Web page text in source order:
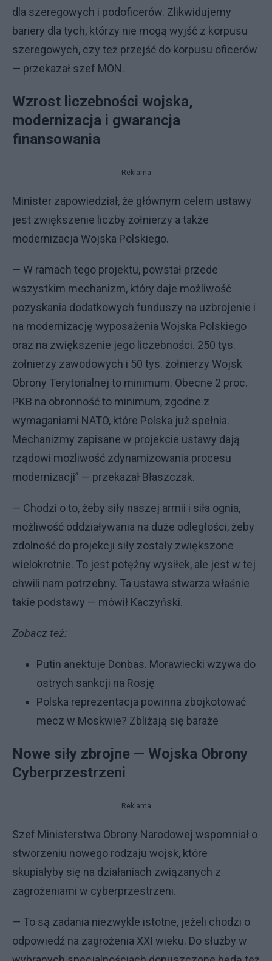
dla szeregowych i podoficerów. Zlikwidujemy
bariery dla tych, którzy nie mogą wyjść z korpusu
szeregowych, czy też przejść do korpusu oficerów
— przekazał szef MON.
Wzrost liczebności wojska,
modernizacja i gwarancja
finansowania
Reklama
Minister zapowiedział, że głównym celem ustawy
jest zwiększenie liczby żołnierzy a także
modernizacja Wojska Polskiego.
— W ramach tego projektu, powstał przede
wszystkim mechanizm, który daje możliwość
pozyskania dodatkowych funduszy na uzbrojenie i
na modernizację wyposażenia Wojska Polskiego
oraz na zwiększenie jego liczebności. 250 tys.
żołnierzy zawodowych i 50 tys. żołnierzy Wojsk
Obrony Terytorialnej to minimum. Obecne 2 proc.
PKB na obronność to minimum, zgodne z
wymaganiami NATO, które Polska już spełnia.
Mechanizmy zapisane w projekcie ustawy dają
rządowi możliwość zdynamizowania procesu
modernizacji” — przekazał Błaszczak.
— Chodzi o to, żeby siły naszej armii i siła ognia,
możliwość oddziaływania na duże odległości, żeby
zdolność do projekcji siły zostały zwiększone
wielokrotnie. To jest potężny wysiłek, ale jest w tej
chwili nam potrzebny. Ta ustawa stwarza właśnie
takie podstawy — mówił Kaczyński.
Zobacz też:
Putin anektuje Donbas. Morawiecki wzywa do
ostrych sankcji na Rosję
Polska reprezentacja powinna zbojkotować
mecz w Moskwie? Zbliżają się baraże
Nowe siły zbrojne — Wojska Obrony
Cyberprzestrzeni
Reklama
Szef Ministerstwa Obrony Narodowej wspomniał o
stworzeniu nowego rodzaju wojsk, które
skupiałyby się na działaniach związanych z
zagrożeniami w cyberprzestrzeni.
— To są zadania niezwykle istotne, jeżeli chodzi o
odpowiedź na zagrożenia XXI wieku. Do służby w